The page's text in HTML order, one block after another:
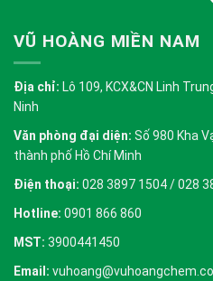
VŨ HOÀNG MIỀN NAM
Địa chỉ: Lô 109, KCX&CN Linh
Ninh
Văn phòng đại diện: Số 980 Kha
thành phố Hồ Chí Minh
Điện thoại: 028 3897 1504 / 028
Hotline: 0901 866 860
MST: 3900441450
Email: